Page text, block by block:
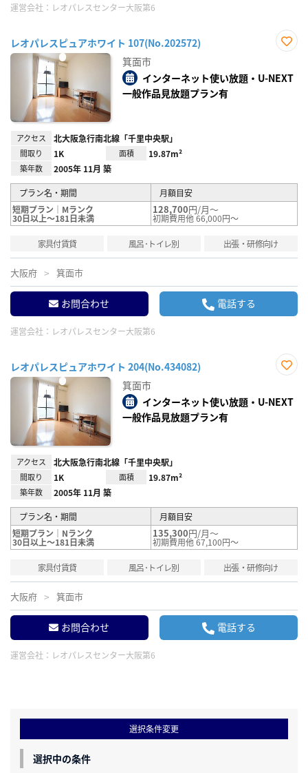
運営会社： レオパレスセンター大阪第6
レオパレスピュアホワイト 107(No.202572)
り登
録
箕面市
インターネット使い放題・U-NEXT
一般作品見放題プラン有
アクセス 北大阪急行南北線「千里中央駅」
間取り 1K 面積 19.87m²
築年数 2005年 11月 築
プラン名・期間
月額目安
短期プラン｜Mランク
30日以上～181日未満
128,700円/月～
初期費用他 66,000円～
家具付賃貸 風呂･トイレ別 出張・研修向け
大阪府 箕面市
お問合わせ 電話する
運営会社： レオパレスセンター大阪第6
レオパレスピュアホワイト 204(No.434082)
り登
録
箕面市
インターネット使い放題・U-NEXT
一般作品見放題プラン有
アクセス 北大阪急行南北線「千里中央駅」
間取り 1K 面積 19.87m²
築年数 2005年 11月 築
プラン名・期間
月額目安
短期プラン｜Nランク
30日以上～181日未満
135,300円/月～
初期費用他 67,100円～
家具付賃貸 風呂･トイレ別 出張・研修向け
大阪府 箕面市
お問合わせ 電話する
運営会社： レオパレスセンター大阪第6
選択条件変更
選択中の条件